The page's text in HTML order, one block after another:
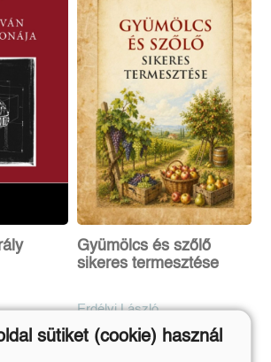
ár:
Gyümölcs és szőlő
sikeres termesztése
Erdélyi László
Eredeti ár:
4 700 Ft
Kötött ár:
sütiket (cookie) használ